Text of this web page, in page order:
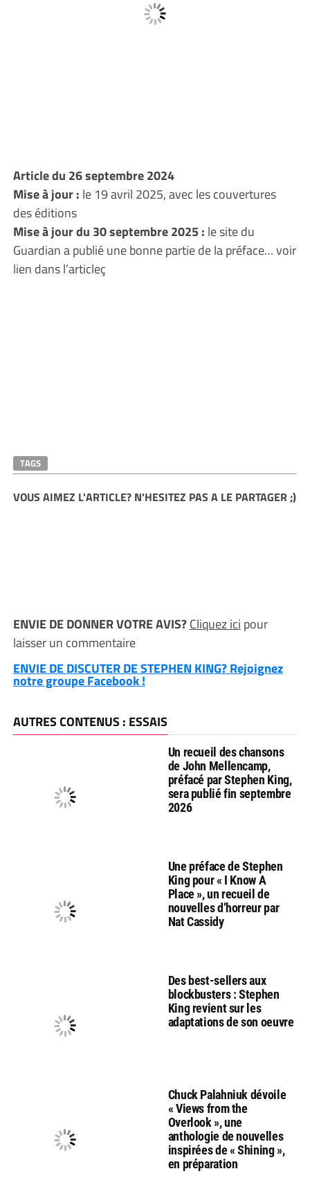
Article du 26 septembre 2024
Mise à jour : le 19 avril 2025, avec les couvertures
des éditions
Mise à jour du 30 septembre 2025 : le site du
Guardian a publié une bonne partie de la préface… voir
lien dans l’articleç
TAGS
VOUS AIMEZ L'ARTICLE? N'HESITEZ PAS A LE PARTAGER ;)
ENVIE DE DONNER VOTRE AVIS?Cliquez ici pour
laisser un commentaire
ENVIE DE DISCUTER DE STEPHEN KING? Rejoignez
notre groupe Facebook !
AUTRES CONTENUS : ESSAIS
Un recueil des chansons
de John Mellencamp,
préfacé par Stephen King,
sera publié fin septembre
2026
Une préface de Stephen
King pour « I Know A
Place », un recueil de
nouvelles d’horreur par
Nat Cassidy
Des best-sellers aux
blockbusters : Stephen
King revient sur les
adaptations de son oeuvre
Chuck Palahniuk dévoile
« Views from the
Overlook », une
anthologie de nouvelles
inspirées de « Shining »,
en préparation